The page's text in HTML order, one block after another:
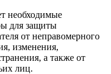
необходимые
для защиты
от неправомерного
изменения,
а также от
лиц.